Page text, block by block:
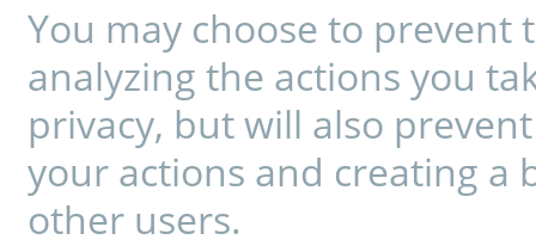
You may choose to
analyzing the actions you
privacy, but will also
your actions and creating a
other users.